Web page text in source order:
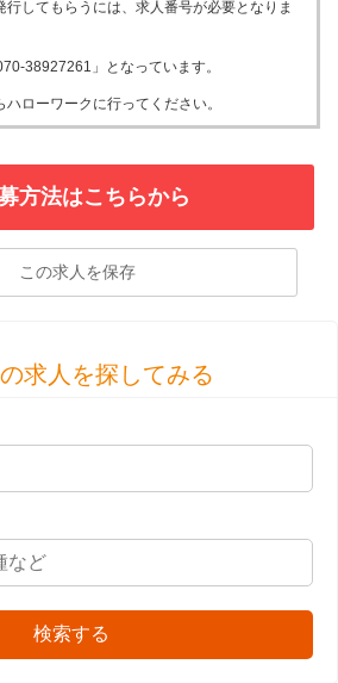
してもらうには、求人番号が必要となりま
38927261」となっています。
ローワークに行ってください。
方法はこちらから
求人を探してみる
検索する